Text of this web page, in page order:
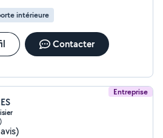
par assurance.
intérieure
Contacter
Entreprise